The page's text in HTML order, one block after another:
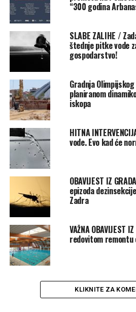
signalizacijom. Molimo sve
poštuju postavljenu signalizaciju te
zadržavanje na područjima na
odvijati, kako bi se osigurala
omogućilo nesmetano izvođenje
Riječ je o redovitom godišnjem
doprinosi očuvanju urednog
fonda i sigurnosti svih korisnika
Višnjik.
Zahvaljujemo građanima na
Rate this item:
POVEZANE TEME : FEATURED
UP NEXT
Gradu Zadru dodijeljena dva nova
Plovaniji i Voštarnici
NE PROPUSTITE
RADI SE I VIKENDOM / U subotu
“300 godina
SLABE ZALIHE /
štednje pitke vode
gospodarstvo!
Gradnja
planiranom
iskopa
HITNA
vode. Evo kad će
OBAVIJEST IZ
epizoda
Zadra
VAŽNA OBAVIJEST
redovitom remontu
KLIKNITE ZA